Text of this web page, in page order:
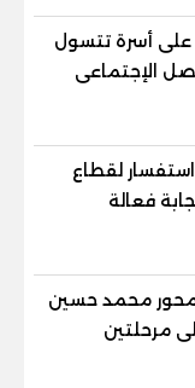
على أسرة تتسول
الإجتماعى
لقطاع
فعالة
محمد حسين
مرحلتين